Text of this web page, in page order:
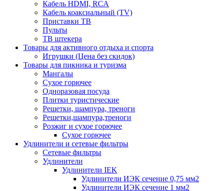
Кабель HDMI, RCA
Кабель коаксиальный (TV)
Приставки ТВ
Пульты
ТВ штекера
Товары для активного отдыха и спорта
Игрушки (Цена без скидок)
Товары для пикника и туризма
Мангалы
Сухое горючее
Одноразовая посуда
Плитки туристические
Решетки, шампура, треноги
Решетки,шампура,треноги
Розжиг и сухое горючее
Сухое горючее
Удлинители и сетевые фильтры
Сетевые фильтры
Удлинители
Удлинители IEK
Удлинители ИЭК сечение 0,75 мм2
Удлинители ИЭК сечение 1 мм2